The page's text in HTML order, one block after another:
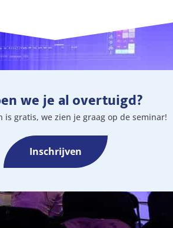
we je al overtuigd?
is gratis, we zien je graag op de seminar!
Inschrijven